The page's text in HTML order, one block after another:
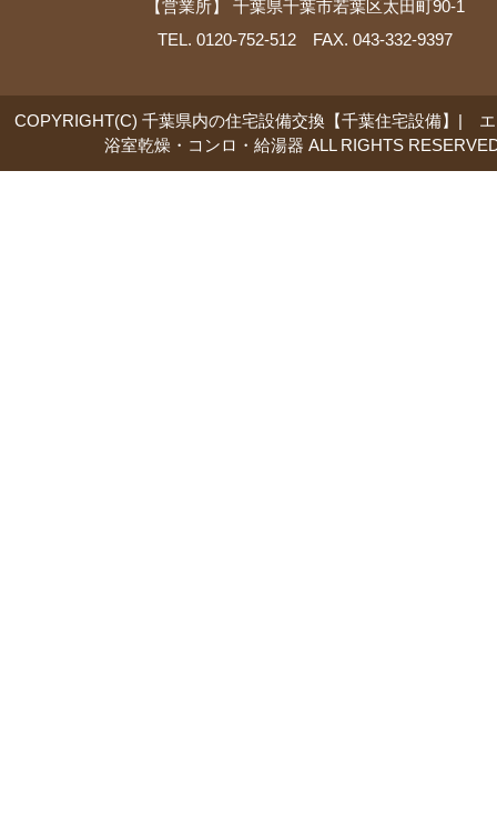
【営業所】 千葉県千葉市若葉区太田町90-1
TEL. 0120-752-512 FAX. 043-332-9397
COPYRIGHT(C) 千葉県内の住宅設備交換【千葉住宅設備】|
浴室乾燥・コンロ・給湯器 ALL RIGHTS